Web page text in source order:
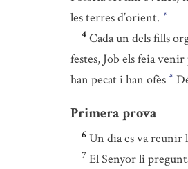
les terres d’orient. *
4 Cada un dels fills
festes, Job els feia
han pecat i han ofès *
Primera prova
6 Un dia es va reunir
7 El Senyor li